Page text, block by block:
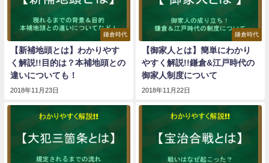
鎌倉時代
【新補地頭とは】わかりやす
く解説!!目的は？本補地頭との
違いについても！
2018年11月23日
鎌倉時代
【御家人とは】簡単にわかり
やすく解説!!鎌倉&江戸時代の
御家人制度について
2018年11月22日